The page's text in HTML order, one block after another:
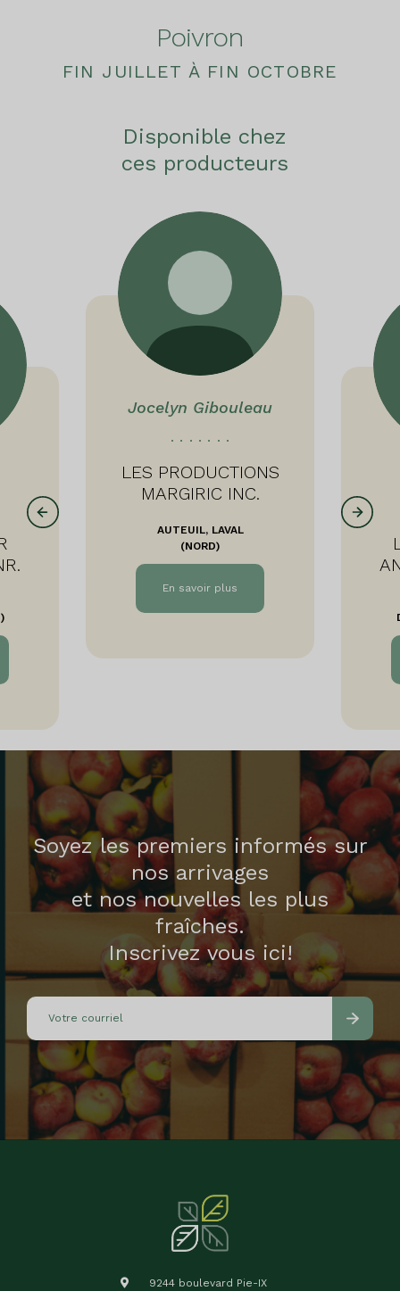
Poivron
FIN JUILLET À FIN OCTOBRE
Disponible chez
ces producteurs
Jocelyn Gibouleau
LES PRODUCTIONS
MARGIRIC INC.
AUTEUIL, LAVAL
(NORD)
En savoir plus
Soyez les premiers informés sur
nos arrivages
et nos nouvelles les plus
fraîches.
Inscrivez vous ici!
9244 boulevard Pie-IX